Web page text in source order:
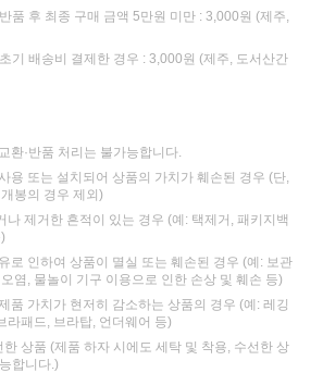
품 후 최종 구매 금액 5만원 미만 : 3,000원 (제주,
기 배송비 결제한 경우 : 3,000원 (제주, 도서산간
환·반품 처리는 불가능합니다.
용 또는 설치되어 상품의 가치가 훼손된 경우 (단,
봉의 경우 제외)
나 제거한 흔적이 있는 경우 (예: 택제거, 패키지백
로 인하여 상품이 멸실 또는 훼손된 경우 (예: 보관
염, 물놀이 기구 이용으로 인한 손상 및 훼손 등)
품 가치가 현저히 감소하는 상품의 경우 (예: 레깅
라패드, 브라탑, 언더웨어 등)
상품 (제품 하자 시에도 세탁 및 착용, 수선한 상
합니다.)